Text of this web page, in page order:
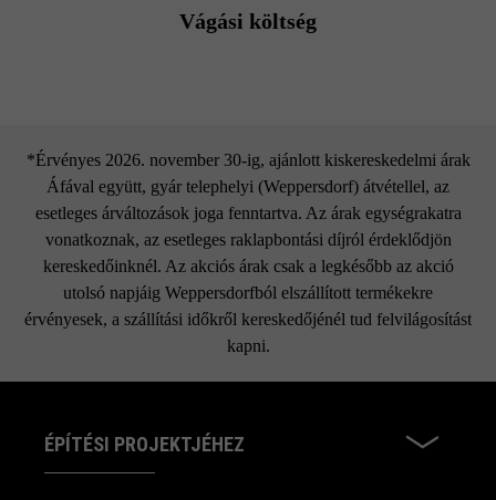
Vágási költség
*Érvényes 2026. november 30-ig, ajánlott kiskereskedelmi árak
Áfával együtt, gyár telephelyi (Weppersdorf) átvétellel, az
esetleges árváltozások joga fenntartva. Az árak egységrakatra
vonatkoznak, az esetleges raklapbontási díjról érdeklődjön
kereskedőinknél. Az akciós árak csak a legkésőbb az akció
utolsó napjáig Weppersdorfból elszállított termékekre
érvényesek, a szállítási időkről kereskedőjénél tud felvilágosítást
kapni.
ÉPÍTÉSI PROJEKTJÉHEZ